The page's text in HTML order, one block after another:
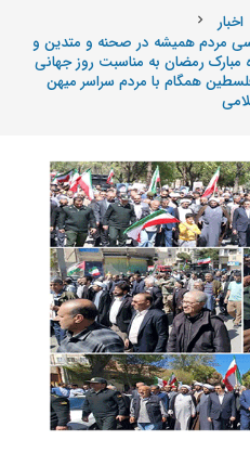
اخبار chevron_right
مردم همیشه در صحنه و متدین و
مبارک رمضان به مناسبت روز جهانی
همگام با مردم سراسر میهن